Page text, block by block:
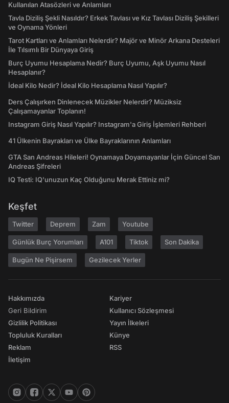
Kullanılan Atasözleri ve Anlamları
Tavla Diziliş Şekli Nasıldır? Erkek Tavlası ve Kız Tavlası Diziliş Şekilleri
ve Oynama Yönleri
Tarot Kartları ve Anlamları Nelerdir? Majör ve Minör Arkana Desteleri
İle Tılsımlı Bir Dünyaya Giriş
Burç Uyumu Hesaplama Nedir? Burç Uyumu, Aşk Uyumu Nasıl
Hesaplanır?
İdeal Kilo Nedir? İdeal Kilo Hesaplama Nasıl Yapılır?
Ders Çalışırken Dinlenecek Müzikler Nelerdir? Müziksiz
Çalışamayanlar Toplanın!
Instagram Giriş Nasıl Yapılır? Instagram'a Giriş İşlemleri Rehberi
41 Ülkenin Bayrakları ve Ülke Bayraklarının Anlamları
GTA San Andreas Hileleri! Oynamaya Doyamayanlar İçin Güncel San
Andreas Şifreleri
IQ Testi: IQ'unuzun Kaç Olduğunu Merak Ettiniz mi?
Keşfet
Twitter Deprem Zam Youtube
Günlük Burç Yorumları A101 Tiktok Son Dakika
Bugün Ne Pişirsem Gezilecek Yerler
Hakkımızda
Geri Bildirim
Gizlilik Politikası
Topluluk Kuralları
Reklam
İletişim
Kariyer
Kullanıcı Sözleşmesi
Yayın İlkeleri
Künye
RSS